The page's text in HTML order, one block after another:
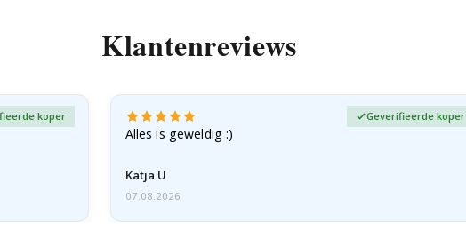
Klantenreviews
koper
Alles is geweldig :)
Katja U
Geverifieerde koper
07.08.2026